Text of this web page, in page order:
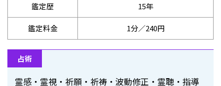
鑑定歴 15年
鑑定料金 1分／240円
占術
霊感・霊視・祈願・祈祷・波動修正・霊聴・指導